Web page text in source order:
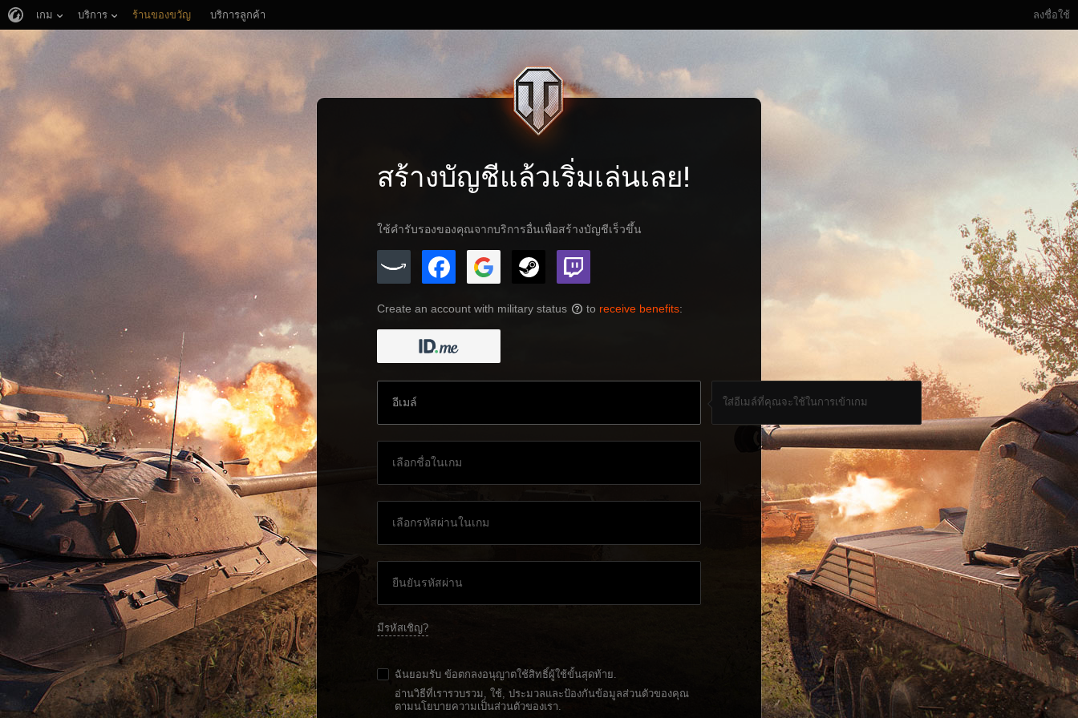
ลงชื่อใช้
เกม บริการ ร้านของขวัญ บริการลูกค้า
สร้างบัญชีแล้วเริ่มเล่นเลย!
ใช้คำรับรองของคุณจากบริการอื่นเพื่อสร้างบัญชีเร็วขึ้น
Create an account with military status ? to receive benefits:
ใส่อีเมล์ที่คุณจะใช้ในการเข้าเกม
มีรหัสเชิญ?
ฉันยอมรับ ข้อตกลงอนุญาตใช้สิทธิ์ผู้ใช้ขั้นสุดท้าย.
อ่านวิธีที่เรารวบรวม, ใช้, ประมวลและป้องกันข้อมูลส่วนตัวของคุณ
ตามนโยบายความเป็นส่วนตัวของเรา.